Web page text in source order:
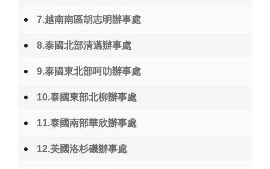
7.越南南區胡志明辦事處
8.泰國北部清邁辦事處
9.泰國東北部呵叻辦事處
10.泰國東部北柳辦事處
11.泰國南部華欣辦事處
12.美國洛杉磯辦事處